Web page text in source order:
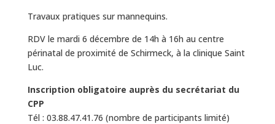
Travaux pratiques sur mannequins.
RDV le mardi 6 décembre de 14h à 16h au centre
périnatal de proximité de Schirmeck, à la clinique Saint
Luc.
Inscription obligatoire auprès du secrétariat du
CPP
Tél : 03.88.47.41.76 (nombre de participants limité)